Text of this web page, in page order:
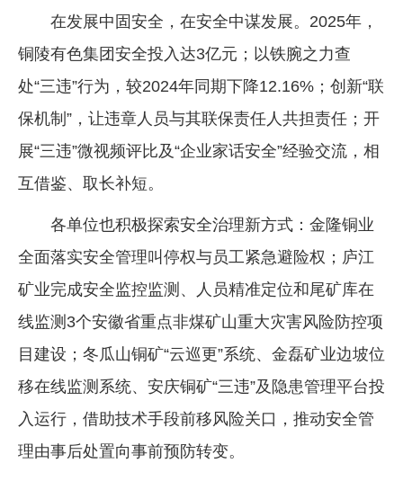
在发展中固安全，在安全中谋发展。2025年，
铜陵有色集团安全投入达3亿元；以铁腕之力查
处“三违”行为，较2024年同期下降12.16%；创新“联
保机制”，让违章人员与其联保责任人共担责任；开
展“三违”微视频评比及“企业家话安全”经验交流，相
互借鉴、取长补短。
各单位也积极探索安全治理新方式：金隆铜业
全面落实安全管理叫停权与员工紧急避险权；庐江
矿业完成安全监控监测、人员精准定位和尾矿库在
线监测3个安徽省重点非煤矿山重大灾害风险防控项
目建设；冬瓜山铜矿“云巡更”系统、金磊矿业边坡位
移在线监测系统、安庆铜矿“三违”及隐患管理平台投
入运行，借助技术手段前移风险关口，推动安全管
理由事后处置向事前预防转变。